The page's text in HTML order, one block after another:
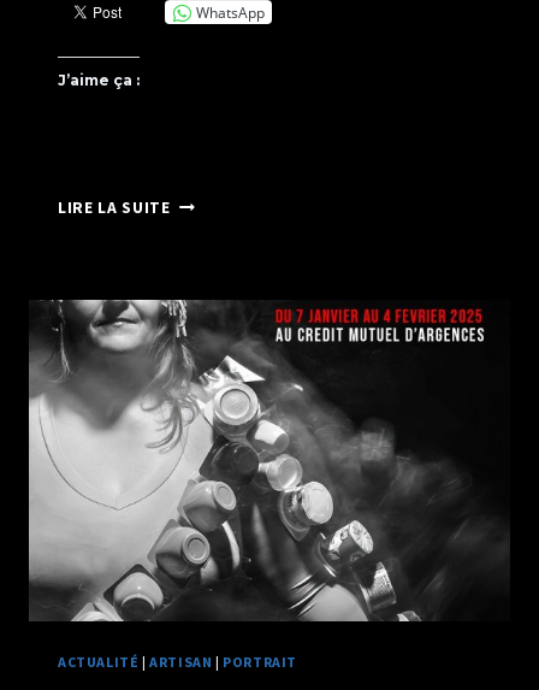
WhatsApp
J’aime ça :
LIRE LA SUITE« MISS
LOURD
CHEMIN
D’UNE
FEMME
VERS
L’HARMONIE
ACTUALITÉ |ARTISAN | PORTRAIT